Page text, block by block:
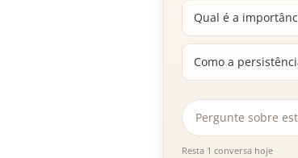
Qual é a
Como a
Resta 1 conversa hoje